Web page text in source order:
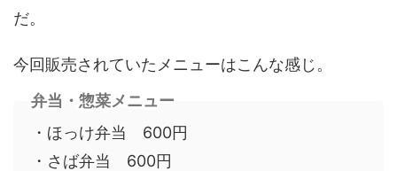
だ。
今回販売されていたメニューはこんな感じ。
弁当・惣菜メニュー
・ほっけ弁当 600円
・さば弁当 600円